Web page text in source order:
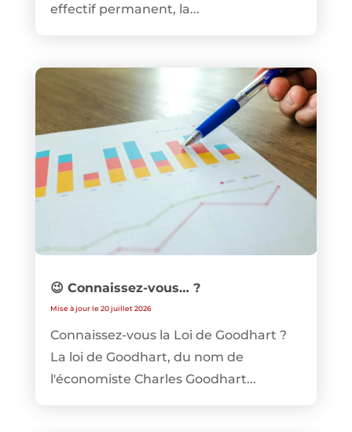
effectif permanent, la...
😉 Connaissez-vous… ?
Mise à jour le 20 juillet 2026
Connaissez-vous la Loi de Goodhart ?
La loi de Goodhart, du nom de
l'économiste Charles Goodhart...